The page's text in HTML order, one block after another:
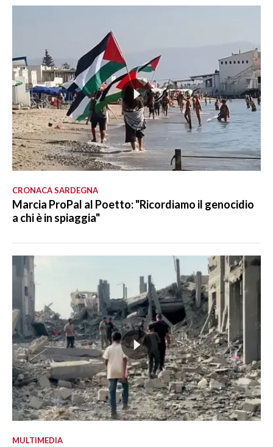
CRONACA SARDEGNA
Marcia ProPal al Poetto: "Ricordiamo il genocidio
a chi è in spiaggia"
MULTIMEDIA